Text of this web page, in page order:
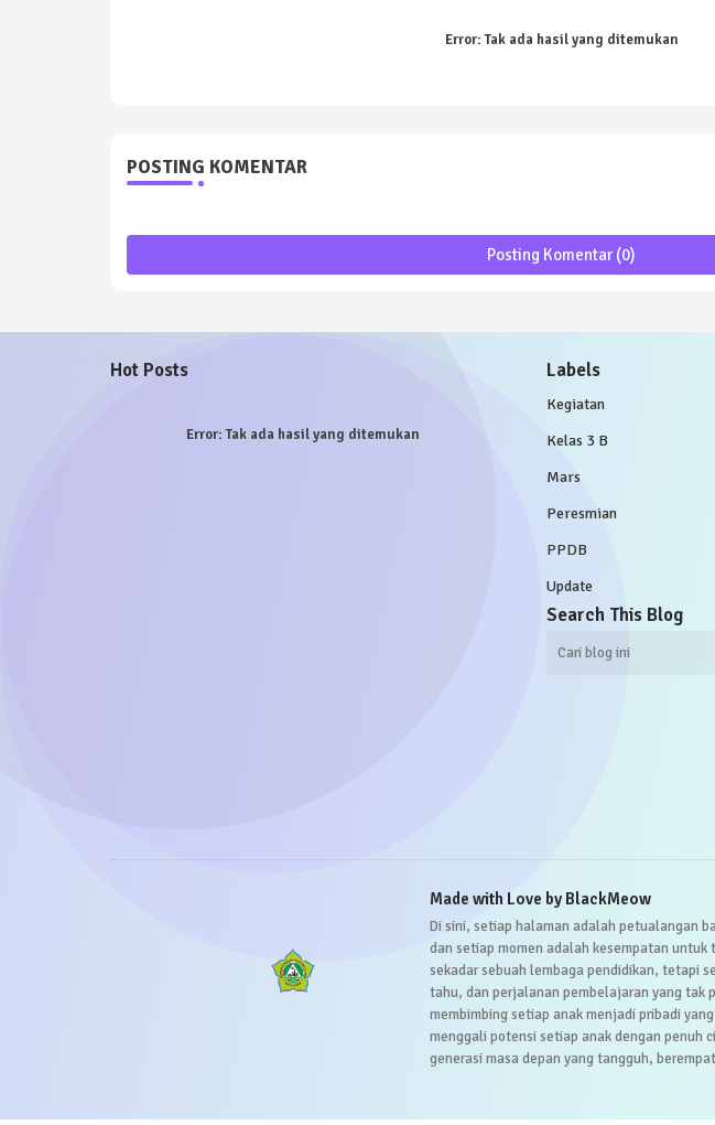
Error:Tak ada hasil yang ditemukan
POSTING KOMENTAR
Posting Komentar (0)
Hot Posts
Error:Tak ada hasil yang ditemukan
Labels
Kegiatan
Kelas 3 B
Mars
Peresmian
PPDB
Update
Search This Blog
Made with Love by BlackMeow
Di sini, setiap halaman adalah petualangan
dan setiap momen adalah kesempatan untuk
sekadar sebuah lembaga pendidikan, tetapi
tahu, dan perjalanan pembelajaran yang tak
membimbing setiap anak menjadi pribadi
menggali potensi setiap anak dengan penuh
generasi masa depan yang tangguh,